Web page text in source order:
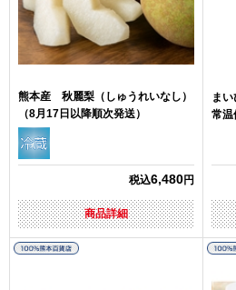
熊本産 秋麗梨（しゅうれいなし）
（8月17日以降順次発送）
税込6,480円
商品詳細
ま
常温